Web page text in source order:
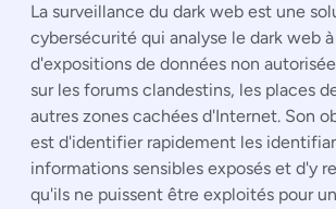
La surveillance du dark web est une
cybersécurité qui analyse le dark web
d'expositions de données non
sur les forums clandestins, les places
autres zones cachées d'Internet. Son
est d'identifier rapidement les
informations sensibles exposés et d'y
qu'ils ne puissent être exploités pour